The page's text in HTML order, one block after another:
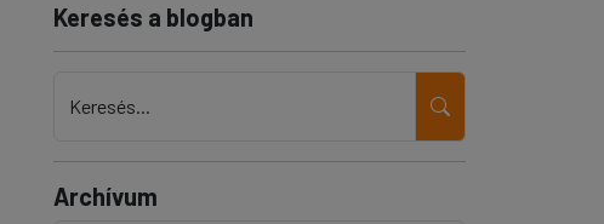
Keresés a blogban
Keresés...
Archívum